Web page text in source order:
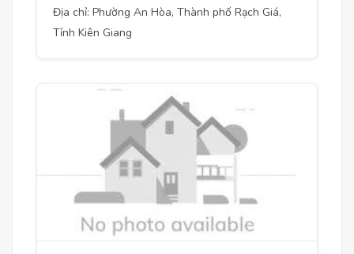
Địa chỉ: Phường An Hòa, Thành phố Rạch Giá,
Tỉnh Kiên Giang